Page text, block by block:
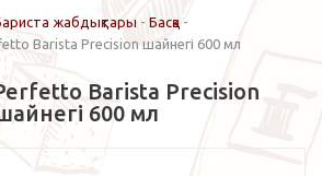
жабдықтары - Басқа -
Barista Precision шайнегі 600 мл
Barista Precision
600 мл